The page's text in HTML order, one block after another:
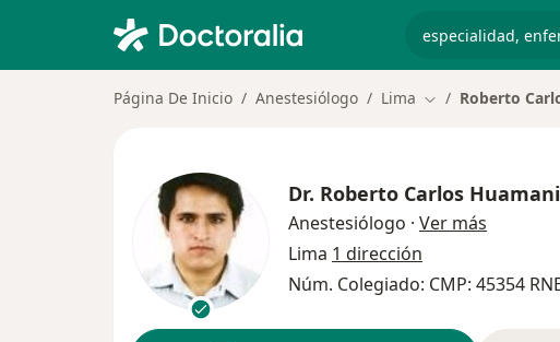
Página De Inicio Anestesiólogo Lima Cambiar de
Roberto
Dr. Roberto Carlos
Anestesiólogo · Ver más
Lima 1 dirección
Núm. Colegiado: CMP: 45354